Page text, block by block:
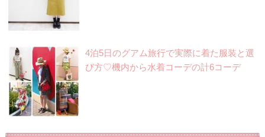
4泊5日のグアム旅行で実際に着た服装と選
び方♡機内から水着コーデの計6コーデ